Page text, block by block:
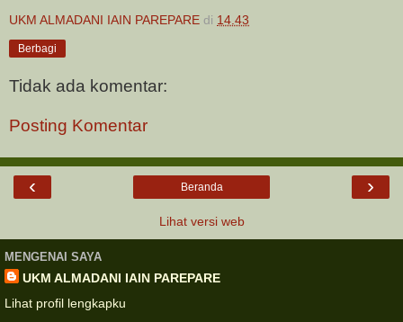
UKM ALMADANI IAIN PAREPARE di 14.43
Berbagi
Tidak ada komentar:
Posting Komentar
‹ ›
Beranda
Lihat versi web
MENGENAI SAYA
UKM ALMADANI IAIN PAREPARE
Lihat profil lengkapku